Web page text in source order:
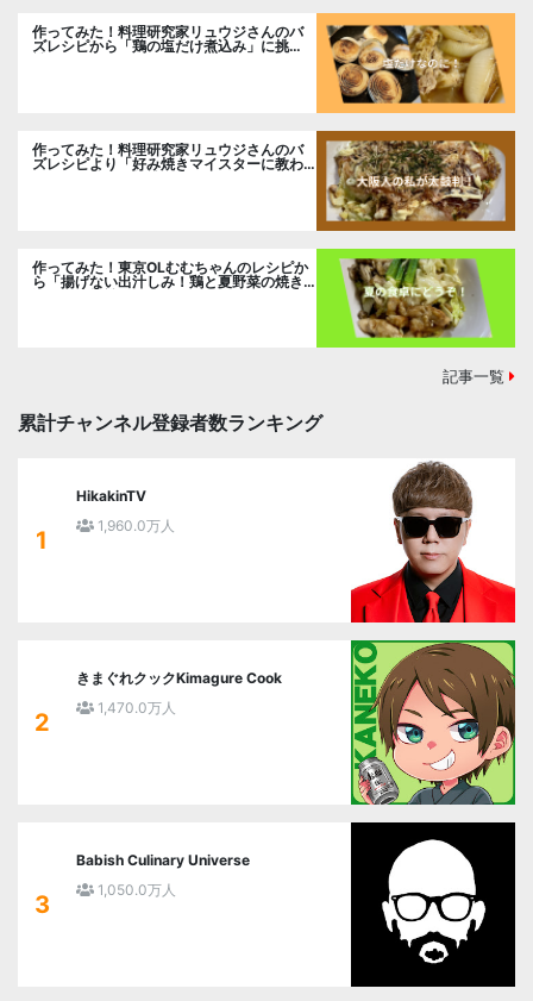
作ってみた！料理研究家リュウジさんのバ
ズレシピから「鶏の塩だけ煮込み」に挑
作ってみた！料理研究家リュウジさんのバ
ズレシピより「好み焼きマイスターに教わ
作ってみた！東京OLむむちゃんのレシピか
ら「揚げない出汁しみ！鶏と夏野菜の焼き
浸し」に挑戦。
記事一覧
累計チャンネル登録者数ランキング
1
HikakinTV
1,960.0万人
2
きまぐれクックKimagure Cook
1,470.0万人
3
Babish Culinary Universe
1,050.0万人